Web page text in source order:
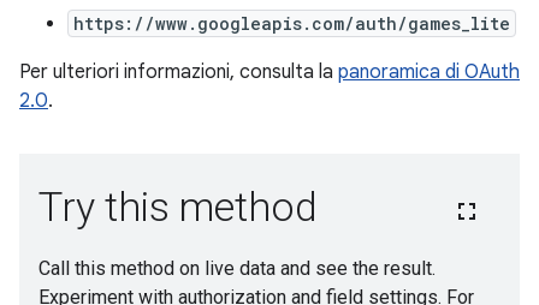
https://www.googleapis.com/auth/games_lite
Per ulteriori informazioni, consulta la panoramica di OAuth
2.0.